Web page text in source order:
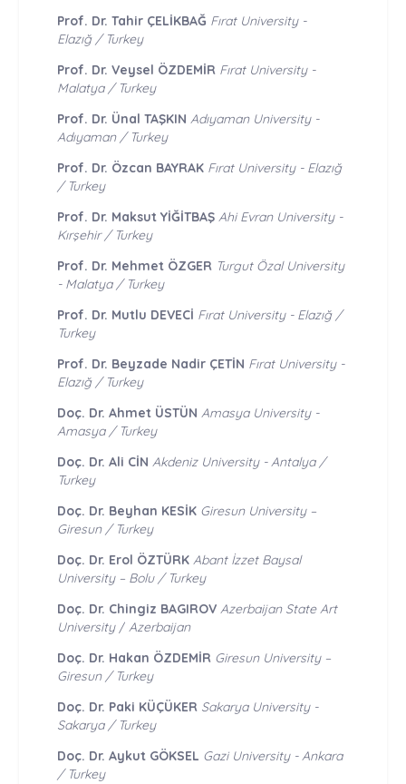
Prof. Dr. Tahir ÇELİKBAĞ Fırat University -
Elazığ / Turkey
Prof. Dr. Veysel ÖZDEMİR FıratUniversity -
Malatya / Turkey
Prof. Dr. Ünal TAŞKIN Adıyaman University -
Adıyaman / Turkey
Prof. Dr. Özcan BAYRAK Fırat University - Elazığ
/ Turkey
Prof. Dr. Maksut YİĞİTBAŞ Ahi Evran University -
Kırşehir / Turkey
Prof. Dr. Mehmet ÖZGER Turgut ÖzalUniversity
- Malatya/ Turkey
Prof. Dr. Mutlu DEVECİ Fırat University - Elazığ /
Turkey
Prof. Dr. Beyzade Nadir ÇETİN Fırat University -
Elazığ / Turkey
Doç. Dr. Ahmet ÜSTÜN Amasya University -
Amasya / Turkey
Doç. Dr. Ali CİN Akdeniz University - Antalya /
Turkey
Doç. Dr. Beyhan KESİK Giresun University –
Giresun / Turkey
Doç. Dr. Erol ÖZTÜRK Abant İzzet Baysal
University – Bolu / Turkey
Doç. Dr. Chingiz BAGIROV Azerbaijan State Art
University/ Azerbaijan
Doç. Dr. Hakan ÖZDEMİR Giresun University –
Giresun / Turkey
Doç. Dr. Paki KÜÇÜKER Sakarya University -
Sakarya / Turkey
Doç. Dr. Aykut GÖKSEL Gazi University - Ankara
/ Turkey